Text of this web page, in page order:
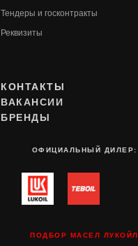
Тендеры и госконтракты
Реквизиты
КОНТАКТЫ
ОФИЦИАЛЬНЫЙ ДИЛЕР:
БРЕНДЫ
ПОДБОР МАСЕЛ ЛУКОЙЛ
ВАКАНСИИ